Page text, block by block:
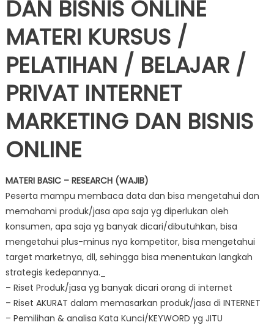
MATERI KURSUS /
PELATIHAN / BELAJAR /
PRIVAT INTERNET
MARKETING DAN BISNIS
ONLINE
MATERI BASIC – RESEARCH (WAJIB)
Peserta mampu membaca data dan bisa mengetahui dan
memahami produk/jasa apa saja yg diperlukan oleh
konsumen, apa saja yg banyak dicari/dibutuhkan, bisa
mengetahui plus-minus nya kompetitor, bisa mengetahui
target marketnya, dll, sehingga bisa menentukan langkah
strategis kedepannya._
– Riset Produk/jasa yg banyak dicari orang di internet
– Riset AKURAT dalam memasarkan produk/jasa di INTERNET
– Pemilihan & analisa Kata Kunci/KEYWORD yg JITU